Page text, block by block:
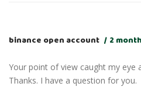
binance open account 2
Your point of view caught my eye
Thanks. I have a question for you.